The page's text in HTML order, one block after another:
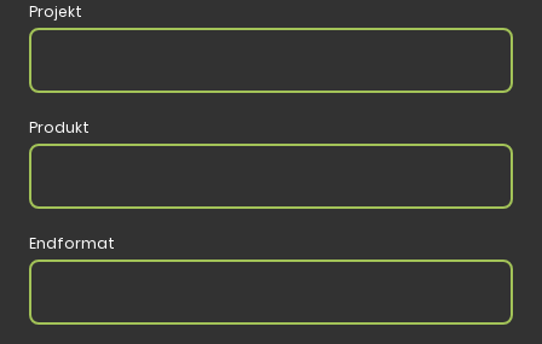
Projekt
Produkt
Endformat